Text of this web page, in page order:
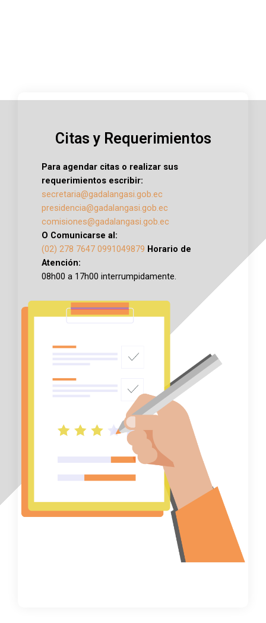
Citas y Requerimientos
Para agendar citas o realizar sus
requerimientos escribir:
secretaria@gadalangasi.gob.ec
presidencia@gadalangasi.gob.ec
comisiones@gadalangasi.gob.ec
O Comunicarse al:
(02) 278 7647 0991049879 Horario de
Atención:
08h00 a 17h00 interrumpidamente.